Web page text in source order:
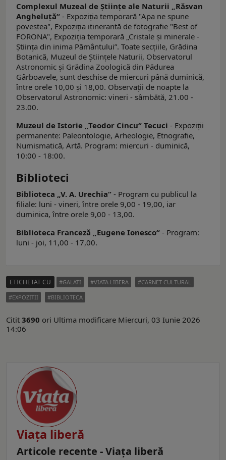
Complexul Muzeal de Ştiinţe ale Naturii „Răsvan
Angheluţă“ - Expoziţia temporară "Apa ne spune
povestea", Expoziția itinerantă de fotografie "Best of
FORONA", Expoziția temporară „Cristale și minerale -
Știința din inima Pământului”. Toate secţiile, Grădina
Botanică, Muzeul de Ştiinţele Naturii, Observatorul
Astronomic şi Grădina Zoologică din Pădurea
Gârboavele, sunt deschise de miercuri până duminică,
între orele 10,00 şi 18,00. Observații de noapte la
Observatorul Astronomic: vineri - sâmbătă, 21.00 -
23.00.
Muzeul de Istorie „Teodor Cincu“ Tecuci - Expoziţii
permanente: Paleontologie, Arheologie, Etnografie,
Numismatică, Artă. Program: miercuri - duminică,
10:00 - 18:00.
Biblioteci
Biblioteca „V. A. Urechia“ - Program cu publicul la
filiale: luni - vineri, între orele 9,00 - 19,00, iar
duminica, între orele 9,00 - 13,00.
Biblioteca Franceză „Eugene Ionesco“ - Program:
luni - joi, 11,00 - 17,00.
ETICHETAT CU GALATI VIATA LIBERA
CARNET CULTURAL
EXPOZITII
BIBLIOTECA
Citit 3690 ori Ultima modificare Miercuri, 03 Iunie 2026
14:06
Viaţa liberă
Articole recente - Viaţa liberă